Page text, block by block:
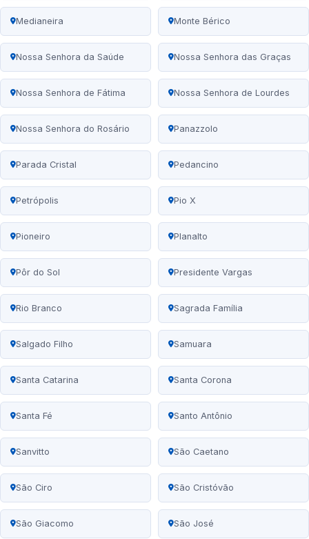
Medianeira Monte Bérico
Nossa Senhora da Saúde Nossa Senhora das Graças
Nossa Senhora de Fátima Nossa Senhora de Lourdes
Nossa Senhora do Rosário Panazzolo
Parada Cristal Pedancino
Petrópolis Pio X
Pioneiro Planalto
Pôr do Sol Presidente Vargas
Rio Branco Sagrada Família
Salgado Filho Samuara
Santa Catarina Santa Corona
Santa Fé Santo Antônio
Sanvitto São Caetano
São Ciro São Cristóvão
São Giacomo São José